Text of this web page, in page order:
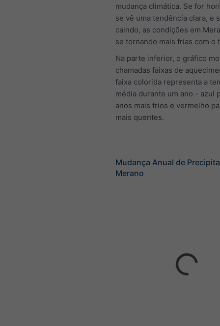
mudança climática. Se for
se vê uma tendência clara, e
caindo, as condições em
se tornando mais frias com o
Na parte inferior, o gráfico
chamadas faixas de
faixa colorida representa a
média durante um ano - azul
anos mais frios e vermelho
mais quentes.
Mudança Anual de
Merano